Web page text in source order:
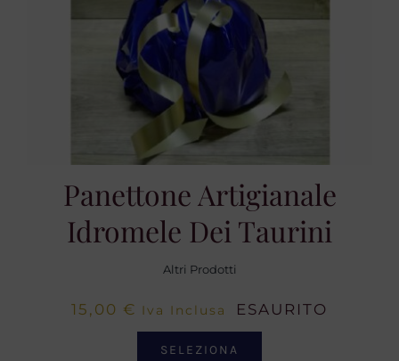
Panettone Artigianale
Idromele Dei Taurini
Altri Prodotti
15,00 € Iva Inclusa ESAURITO
SELEZIONA